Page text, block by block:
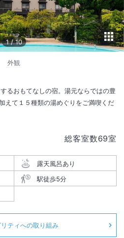
1 /10
外観
るおもてなしの宿。湯元ならではの豊
えて１５種類の湯めぐりをご満喫くだ
総客室数69室
ウト
露天風呂あり
駅徒歩5分
ティへの取り組み